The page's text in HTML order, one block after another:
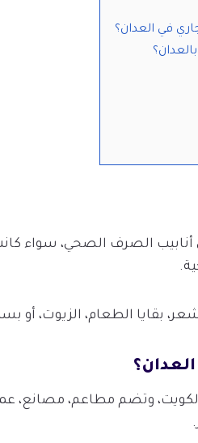
في العدان؟
أنابيب الصرف الصحي، سواء
بقايا الطعام، الزيوت، أو
وتضم مطاعم، مصانع،